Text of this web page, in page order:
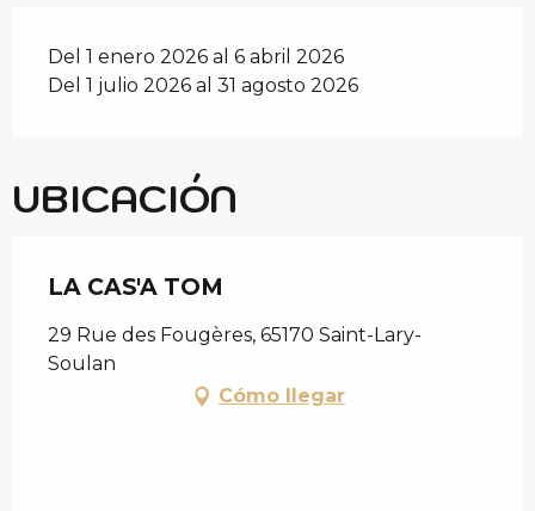
Del 1 enero 2026 al 6 abril 2026
Del 1 julio 2026 al 31 agosto 2026
UBICACIÓN
LA CAS'A TOM
29 Rue des Fougères, 65170 Saint-Lary-
Soulan
Cómo llegar